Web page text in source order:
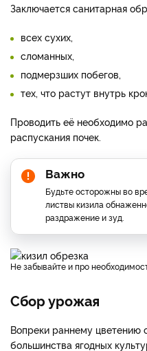
Заключается санитарная
всех сухих,
сломанных,
подмерзших побегов,
тех, что растут внутрь
Проводить её необходимо
распускания почек.
Важно
Будьте осторожны во
листвы кизила
раздражение и зуд.
Не забывайте и про
Сбор урожая
Вопреки раннему цветению
большинства ягодных